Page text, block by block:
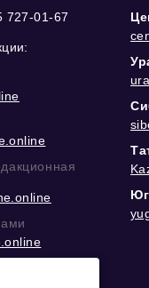
727-01-67
Юг